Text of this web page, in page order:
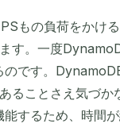
もの負荷をかけ
す。一度
です。
ることさえ気づ
するため、時間